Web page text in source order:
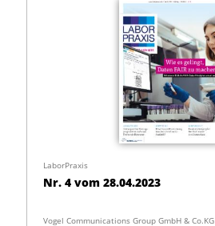
LaborPraxis
Nr. 4 vom 28.04.2023
Vogel Communications Group GmbH & Co.KG